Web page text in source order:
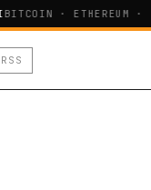
BITCOIN · ETHEREUM ·
RSS